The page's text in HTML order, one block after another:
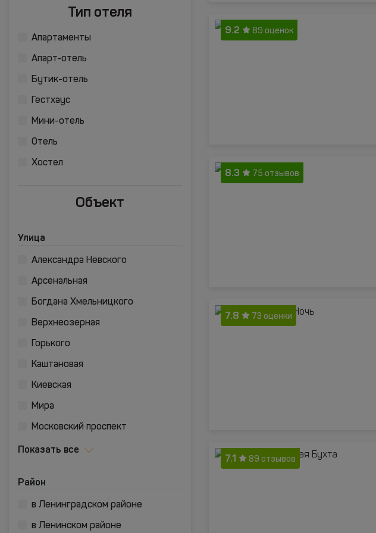
Тип отеля
Апартаменты
Апарт-отель
Бутик-отель
Гестхаус
Мини-отель
Отель
Хостел
Объект
Улица
Александра Невского
Арсенальная
Богдана Хмельницкого
Верхнеозерная
Горького
Каштановая
Киевская
Мира
Московский проспект
Показать все
Район
в Ленинградском районе
в Ленинском районе
9.2 89 оценок
8.3 75 отзывов
7.8 73 оценки
7.1 89 отзывов